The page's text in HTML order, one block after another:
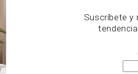
Suscríbete y